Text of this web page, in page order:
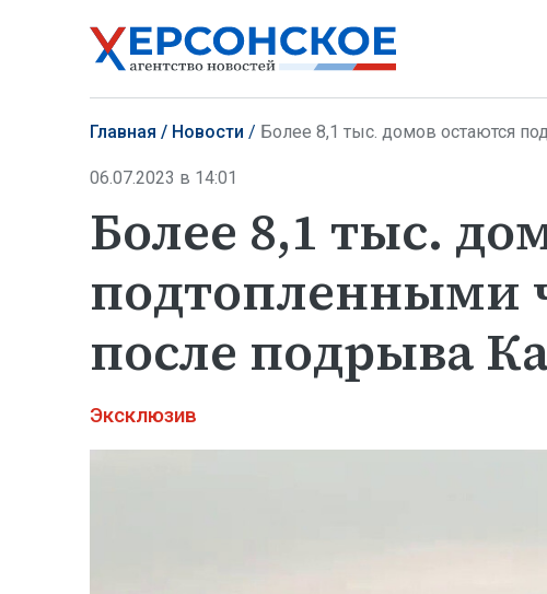
Главная Новости Более 8,1 тыс. домов остаются
06.07.2023 в 14:01
Более 8,1 тыс.
подтопленными
после подрыва
Эксклюзив